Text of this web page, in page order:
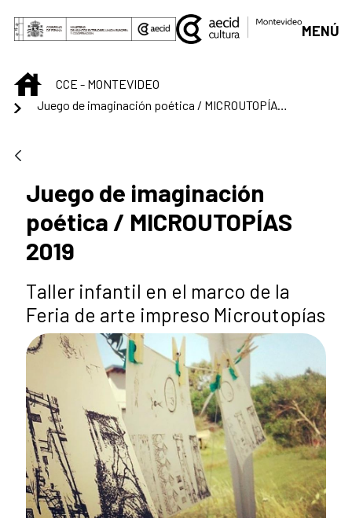
Saltar al contenido principal
MENÚ
INICIOCCE - MONTEVIDEO
Juego de imaginación poética / MICROUTOPÍAS 2019
Juego de imaginación
poética / MICROUTOPÍAS
2019
Taller infantil en el marco de la
Feria de arte impreso Microutopías